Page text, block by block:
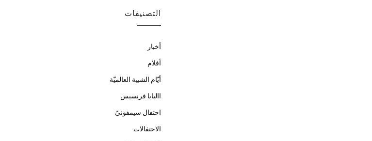
التصنيفات
أخبار
أفلام
أيّام الشبية العالميّة
االبابا فرنسيس
احتفال سيمفونيّ
الاحتفالات